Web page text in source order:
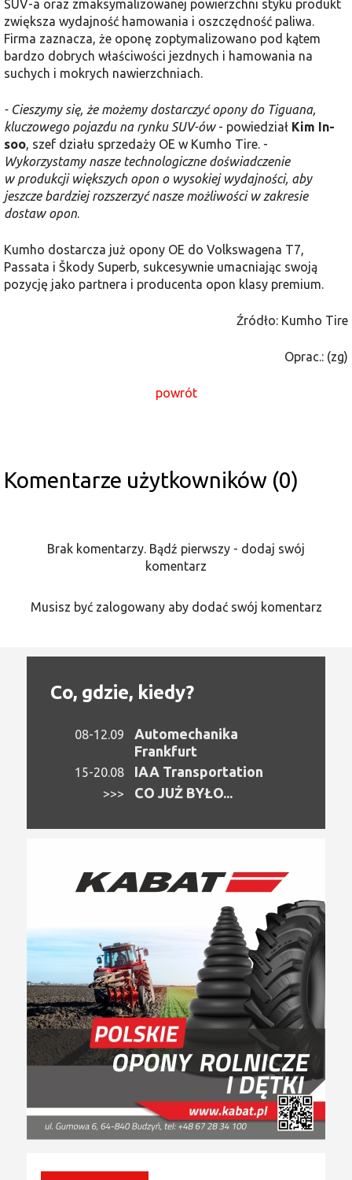
SUV-a oraz zmaksymalizowanej powierzchni styku produkt
zwiększa wydajność hamowania i oszczędność paliwa.
Firma zaznacza, że oponę zoptymalizowano pod kątem
bardzo dobrych właściwości jezdnych i hamowania na
suchych i mokrych nawierzchniach.
- Cieszymy się, że możemy dostarczyć opony do Tiguana,
kluczowego pojazdu na rynku SUV-ów- powiedział Kim In-
soo , szef działu sprzedaży OE w Kumho Tire. -
Wykorzystamy nasze technologiczne doświadczenie
w produkcji większych opon o wysokiej wydajności, aby
jeszcze bardziej rozszerzyć nasze możliwości w zakresie
dostaw opon
Kumho dostarcza już opony OE do Volkswagena T7,
Passata i Škody Superb, sukcesywnie umacniając swoją
pozycję jako partnera i producenta opon klasy premium.
Źródło: Kumho Tire
Oprac.: (zg)
powrót
Komentarze użytkowników (0)
Brak komentarzy. Bądź pierwszy - dodaj swój
komentarz
Musisz być zalogowany aby dodać swój komentarz
Co, gdzie, kiedy?
08-12.09
Automechanika
Frankfurt
15-20.08 IAA Transportation
>>> CO JUŻ BYŁO...